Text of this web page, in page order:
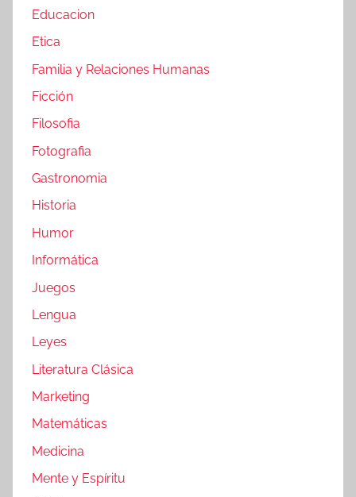
Educacion
Etica
Familia y Relaciones Humanas
Ficción
Filosofia
Fotografia
Gastronomia
Historia
Humor
Informática
Juegos
Lengua
Leyes
Literatura Clásica
Marketing
Matemáticas
Medicina
Mente y Espíritu